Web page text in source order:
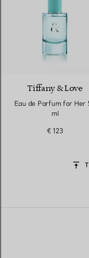
Tiffany & Love
Eau de Parfum for Her
ml
€ 123